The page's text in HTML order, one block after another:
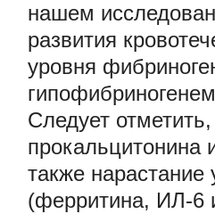
нашем
развития
уровня
Следует
прокальцитонина
также нарастание
(ферритина, ИЛ-6